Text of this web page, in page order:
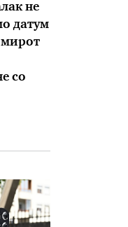
не
датум
мирот
со